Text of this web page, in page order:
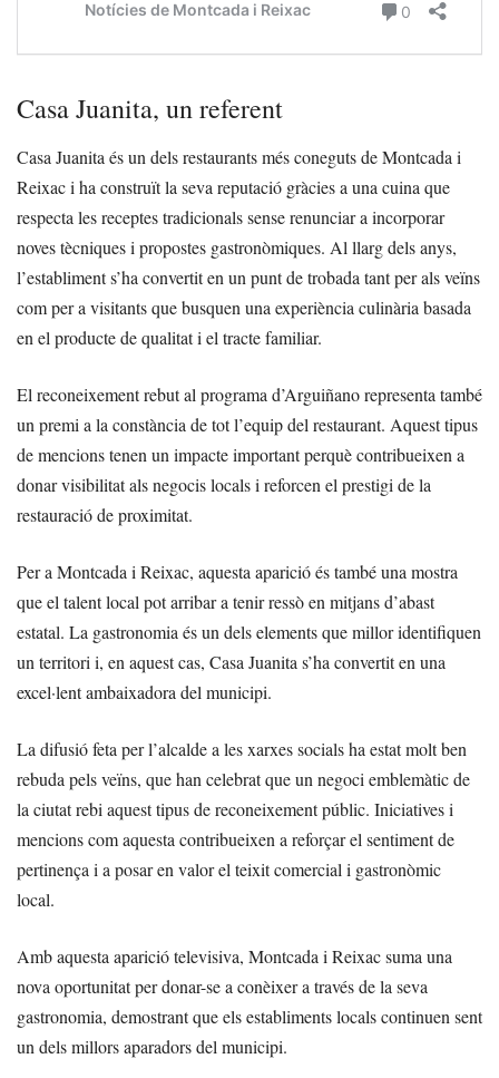
Casa Juanita, un referent
Casa Juanita és un dels restaurants més coneguts de Montcada i
Reixac i ha construït la seva reputació gràcies a una cuina que
respecta les receptes tradicionals sense renunciar a incorporar
noves tècniques i propostes gastronòmiques. Al llarg dels anys,
l’establiment s’ha convertit en un punt de trobada tant per als veïns
com per a visitants que busquen una experiència culinària basada
en el producte de qualitat i el tracte familiar.
El reconeixement rebut al programa d’Arguiñano representa també
un premi a la constància de tot l’equip del restaurant. Aquest tipus
de mencions tenen un impacte important perquè contribueixen a
donar visibilitat als negocis locals i reforcen el prestigi de la
restauració de proximitat.
Per a Montcada i Reixac, aquesta aparició és també una mostra
que el talent local pot arribar a tenir ressò en mitjans d’abast
estatal. La gastronomia és un dels elements que millor identifiquen
un territori i, en aquest cas, Casa Juanita s’ha convertit en una
excel·lent ambaixadora del municipi.
La difusió feta per l’alcalde a les xarxes socials ha estat molt ben
rebuda pels veïns, que han celebrat que un negoci emblemàtic de
la ciutat rebi aquest tipus de reconeixement públic. Iniciatives i
mencions com aquesta contribueixen a reforçar el sentiment de
pertinença i a posar en valor el teixit comercial i gastronòmic
local.
Amb aquesta aparició televisiva, Montcada i Reixac suma una
nova oportunitat per donar-se a conèixer a través de la seva
gastronomia, demostrant que els establiments locals continuen sent
un dels millors aparadors del municipi.